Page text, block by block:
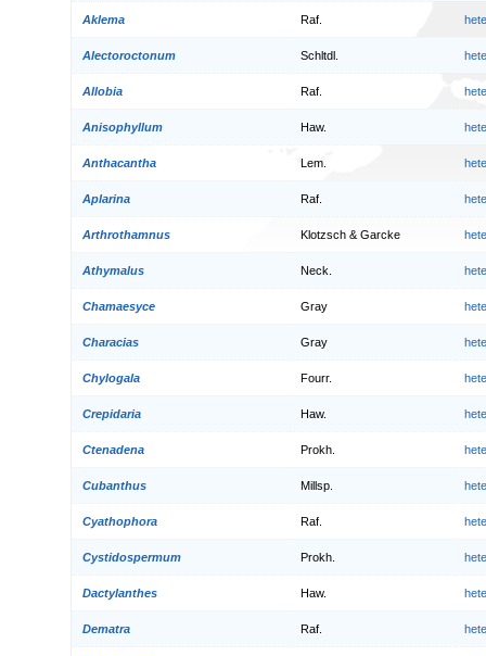
Aklema Raf.
Alectoroctonum Schltdl.
Allobia Raf.
Anisophyllum Haw.
Anthacantha Lem.
Aplarina Raf.
Arthrothamnus Klotzsch & Garcke
Athymalus Neck.
Chamaesyce Gray
Characias Gray
Chylogala Fourr.
Crepidaria Haw.
Ctenadena Prokh.
Cubanthus Millsp.
Cyathophora Raf.
Cystidospermum Prokh.
Dactylanthes Haw.
Dematra Raf.